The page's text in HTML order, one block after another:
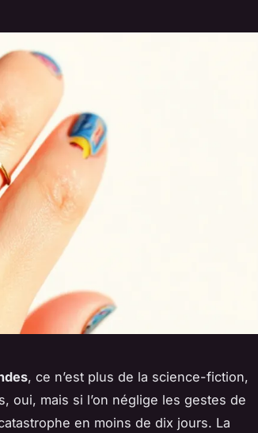
, ce n’est plus de la science-fiction,
oui, mais si l’on néglige les gestes de
en moins de dix jours. La